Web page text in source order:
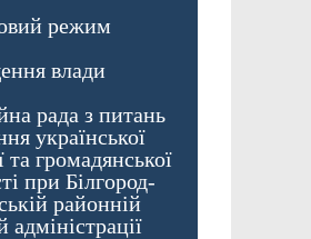
режим
влади
рада з питань
української
та громадянської
при Білгород-
районній
адміністрації